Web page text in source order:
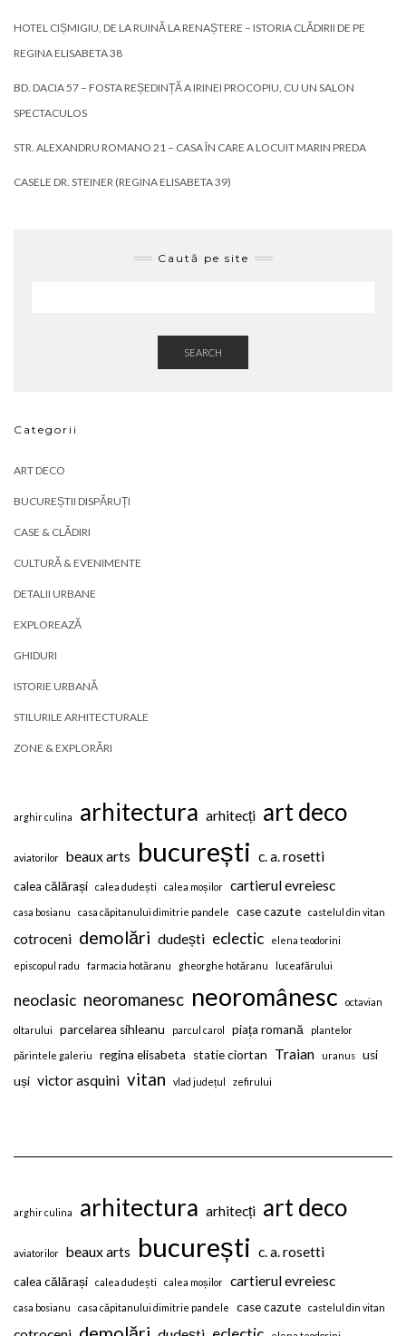
HOTEL CIȘMIGIU, DE LA RUINĂ LA RENAȘTERE – ISTORIA CLĂDIRII DE PE
REGINA ELISABETA 38
BD. DACIA 57 – FOSTA REȘEDINȚĂ A IRINEI PROCOPIU, CU UN SALON
SPECTACULOS
STR. ALEXANDRU ROMANO 21 – CASA ÎN CARE A LOCUIT MARIN PREDA
CASELE DR. STEINER (REGINA ELISABETA 39)
Caută pe site
SEARCH
Categorii
ART DECO
BUCUREȘTII DISPĂRUȚI
CASE & CLĂDIRI
CULTURĂ & EVENIMENTE
DETALII URBANE
EXPLOREAZĂ
GHIDURI
ISTORIE URBANĂ
STILURILE ARHITECTURALE
ZONE & EXPLORĂRI
arghir culina arhitectura arhitecți art deco
aviatorilor beaux arts bucurești c. a. rosetti
calea călărași calea dudești calea moșilor cartierul evreiesc
casa bosianu casa căpitanului dimitrie pandele case cazute castelul din vitan
cotroceni demolări dudești eclectic elena teodorini
episcopul radu farmacia hotăranu gheorghe hotăranu luceafărului
neoclasic neoromanesc neoromânesc octavian
oltarului parcelarea sihleanu parcul carol piața romană plantelor
părintele galeriu regina elisabeta statie ciortan Traian uranus
usi
uși victor asquini vitan vlad județul zefirului
arghir culina arhitectura arhitecți art deco
aviatorilor beaux arts bucurești c. a. rosetti
calea călărași calea dudești calea moșilor cartierul evreiesc
casa bosianu casa căpitanului dimitrie pandele case cazute castelul din vitan